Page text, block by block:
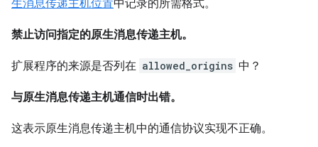
生消息传递主机位置中记录的所需格式。
禁止访问指定的原生消息传递主机。
扩展程序的来源是否列在 allowed_origins 中？
与原生消息传递主机通信时出错。
这表示原生消息传递主机中的通信协议实现不正确。